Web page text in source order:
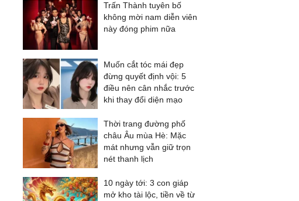
Trấn Thành tuyên bố
không mời nam diễn viên
này đóng phim nữa
Muốn cắt tóc mái đẹp
đừng quyết định vội: 5
điều nên cân nhắc trước
khi thay đổi diện mạo
Thời trang đường phố
châu Âu mùa Hè: Mặc
mát nhưng vẫn giữ trọn
nét thanh lịch
10 ngày tới: 3 con giáp
mở kho tài lộc, tiền về từ